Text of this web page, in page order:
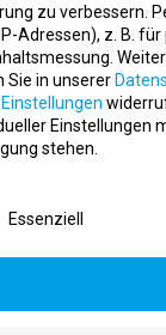
sorgst für
in die
zu erreichen.
Abstimmung mit
zu verbessern.
Adressen), z. B.
Sie in unserer
Einstellungen
Einstellungen
stehen.
Essenziell